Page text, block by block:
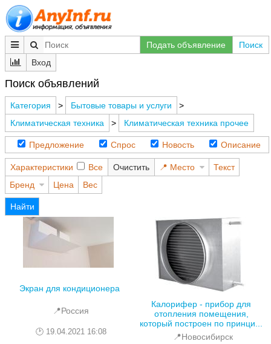
Подать объявление
Поиск
Вход
Поиск объявлений
Категория > Бытовые товары и услуги
>
Климатическая техника
> Климатическая техника прочее
Предложение Спрос Новость Описание
Характеристики Все Очистить Место
Текст
Бренд
Цена Вес
Найти
Экран для кондиционера
📍Россия
19.04.2021 16:08
Калорифер - прибор для
отопления помещения,
который построен по принци...
📍Новосибирск